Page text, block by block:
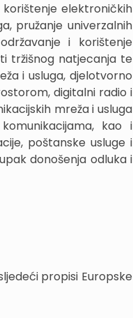
elektroničkih
pružanje univerzalnih
i korištenje
tržišnog natjecanja te
i usluga, djelotvorno
digitalni radio i
mreža i usluga
kao i
poštanske usluge i
donošenja odluka i
propisi Europske